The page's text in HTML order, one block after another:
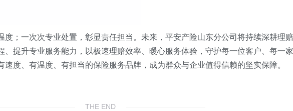
度；一次次专业处置，彰显责任担当。未来，平安产险山东分公司将持续深耕理赔
、提升专业服务能力，以极速理赔效率、暖心服务体验，守护每一位客户、每一家
速度、有温度、有担当的保险服务品牌，成为群众与企业值得信赖的坚实保障。
THE END